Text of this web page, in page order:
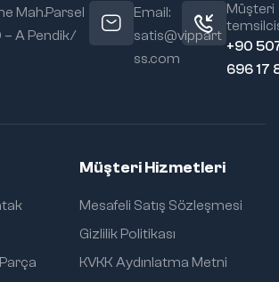
Mah.Parsel
– A Pendik/
Email:
satis@vippart
ss.com
Müşteri
+90
696 17
Müşteri Hizmetleri
Mesafeli Satış Sözleşmesi
Gizlilik Politikası
KVKK Aydınlatma Metni